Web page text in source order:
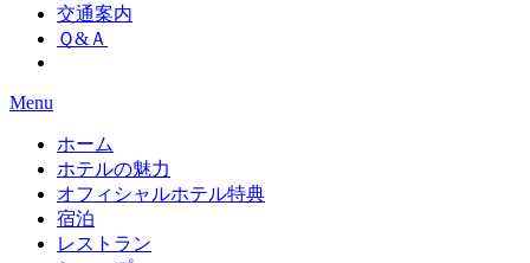
交通案内
Ｑ&Ａ
Menu
ホーム
ホテルの魅力
オフィシャルホテル特典
宿泊
レストラン